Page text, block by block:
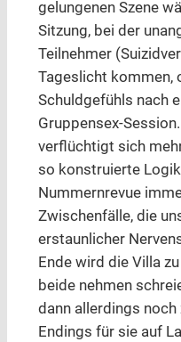
gelungenen Szene
Sitzung, bei der
Teilnehmer
Tageslicht kommen,
Schuldgefühls nach
Gruppensex-
verflüchtigt sich
so konstruierte
Nummernrevue
Zwischenfälle, die
erstaunlicher
Ende wird die Villa
beide nehmen
dann allerdings
Endings für sie auf